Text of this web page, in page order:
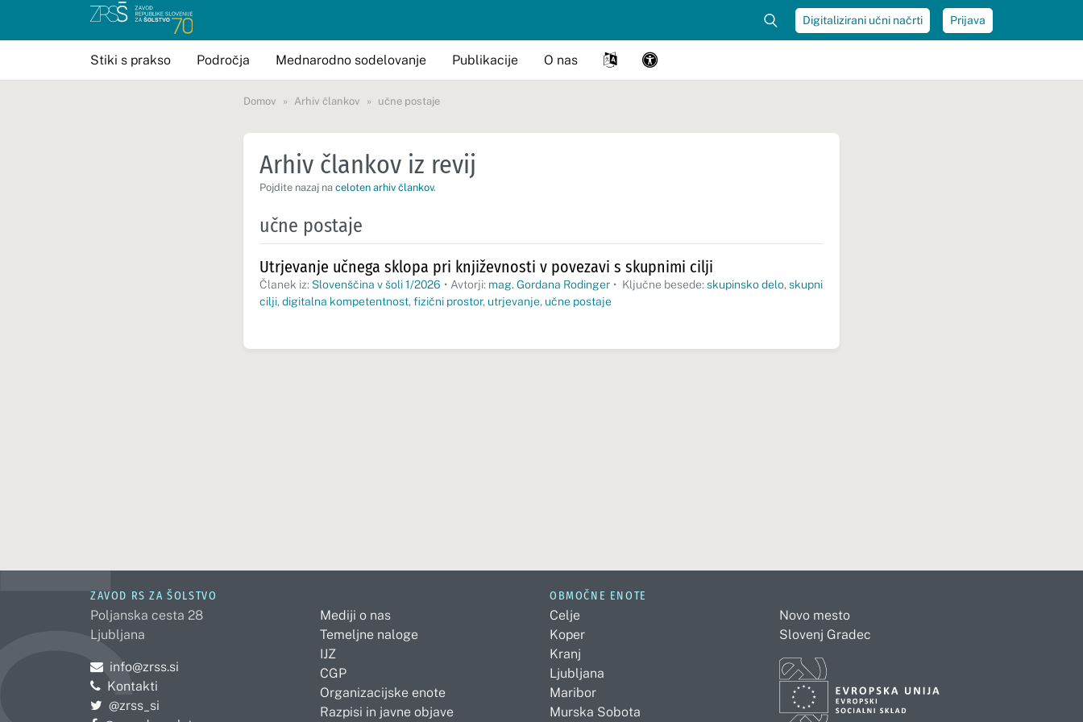
Digitalizirani učni načrti Prijava
Stiki s prakso Področja Mednarodno sodelovanje Publikacije O nas
Domov Arhiv člankov učne postaje
Arhiv člankov iz revij
Pojdite nazaj na celoten arhiv člankov.
učne postaje
Utrjevanje učnega sklopa pri književnosti v povezavi s skupnimi cilji
Članek iz: Slovenščina v šoli 1/2026 • Avtorji: mag. Gordana Rodinger • Ključne besede: skupinsko delo, skupni
cilji, digitalna kompetentnost, fizični prostor, utrjevanje, učne postaje
ZAVOD RS ZA ŠOLSTVO
Poljanska cesta 28
Ljubljana
Pošljite e-mail na
info@zrss.si
Kontakti
Pojdite na Twitter:
@zrss_si
Mediji o nas
Temeljne naloge
IJZ
CGP
Organizacijske enote
Razpisi in javne objave
OBMOČNE ENOTE
Celje
Koper
Kranj
Ljubljana
Maribor
Murska Sobota
Novo mesto
Slovenj Gradec